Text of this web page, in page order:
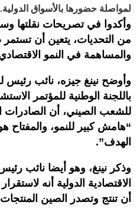
لمواصلة حضورها بالأسواق الدولية.
وأكدوا في تصريحات نقلتها
من التحديات، يتعين أن
والمساهمة في النمو
وأوضح نينغ جيزه، نائب رئيس
باللجنة الوطنية للمؤتمر
للشعب الصيني، أن الصادرات
“هامش كبير للنمو، والمفتاح
الهدف”.
وذكر نينغ، وهو أيضا نائب
الاقتصادية الدولية أنه
أن تنتج وتصدر الصين المنتجات